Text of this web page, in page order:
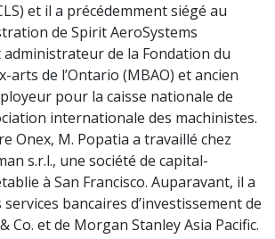
et il a précédemment siégé au
de Spirit AeroSystems
administrateur de la Fondation du
arts de l’Ontario (MBAO) et ancien
pour la caisse nationale de
internationale des machinistes.
Onex, M. Popatia a travaillé chez
s.r.l., une société de capital-
à San Francisco. Auparavant, il a
bancaires d’investissement de
Co. et de Morgan Stanley Asia Pacific.